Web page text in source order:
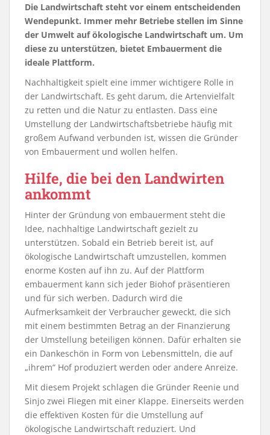
Die Landwirtschaft steht vor einem entscheidenden
Wendepunkt. Immer mehr Betriebe stellen im Sinne
der Umwelt auf ökologische Landwirtschaft um. Um
diese zu unterstützen, bietet Embauerment die
ideale Plattform.
Nachhaltigkeit spielt eine immer wichtigere Rolle in
der Landwirtschaft. Es geht darum, die Artenvielfalt
zu retten und die Natur zu entlasten. Dass eine
Umstellung der Landwirtschaftsbetriebe häufig mit
großem Aufwand verbunden ist, wissen die Gründer
von Embauerment und wollen helfen.
Hilfe, die bei den Landwirten
ankommt
Hinter der Gründung von embauerment steht die
Idee, nachhaltige Landwirtschaft gezielt zu
unterstützen. Sobald ein Betrieb bereit ist, auf
ökologische Landwirtschaft umzustellen, kommen
enorme Kosten auf ihn zu. Auf der Plattform
embauerment kann sich jeder Biohof präsentieren
und für sich werben. Dadurch wird die
Aufmerksamkeit der Verbraucher geweckt, die sich
mit einem bestimmten Betrag an der Finanzierung
der Umstellung beteiligen können. Dafür erhalten sie
ein Dankeschön in Form von Lebensmitteln, die auf
„ihrem“ Hof produziert werden oder andere Anreize.
Mit diesem Projekt schlagen die Gründer Reenie und
Sinjo zwei Fliegen mit einer Klappe. Einerseits werden
die effektiven Kosten für die Umstellung auf
ökologische Landwirtschaft reduziert. Und